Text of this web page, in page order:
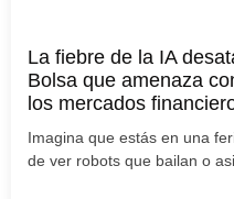
La fiebre de la IA
Bolsa que amenaza
los mercados
Imagina que estás en una
de ver robots que bailan o